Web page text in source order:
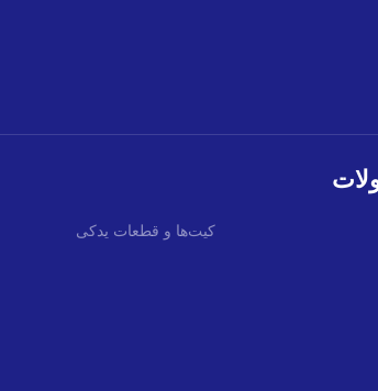
کیت‌ها و قطعات یدکی